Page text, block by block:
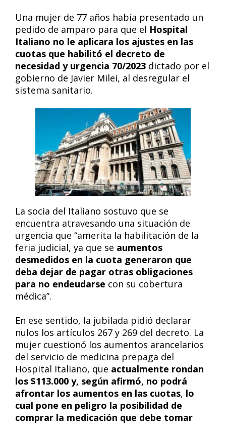
Una mujer de 77 años había presentado un
pedido de amparo para que el Hospital
Italiano no le aplicara los ajustes en las
cuotas que habilitó el decreto de
necesidad y urgencia 70/2023 dictado por el
gobierno de Javier Milei, al desregular el
sistema sanitario.
La socia del Italiano sostuvo que se
encuentra atravesando una situación de
urgencia que “amerita la habilitación de la
feria judicial, ya que se aumentos
desmedidos en la cuota generaron que
deba dejar de pagar otras obligaciones
para no endeudarse con su cobertura
médica”.
En ese sentido, la jubilada pidió declarar
nulos los artículos 267 y 269 del decreto. La
mujer cuestionó los aumentos arancelarios
del servicio de medicina prepaga del
Hospital Italiano, que actualmente rondan
los $113.000 y, según afirmó, no podrá
afrontar los aumentos en las cuotas, lo
cual pone en peligro la posibilidad de
comprar la medicación que debe tomar